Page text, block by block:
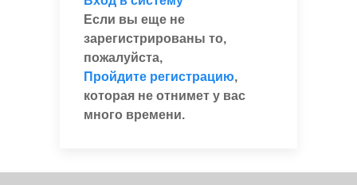
Если вы еще не
зарегистрированы то,
пожалуйста,
Пройдите регистрацию,
которая не отнимет у вас
много времени.